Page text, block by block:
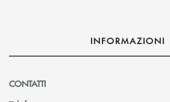
INFORMAZIONI
CONTATTI